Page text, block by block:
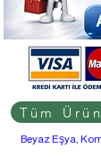
Tüm
Beyaz Eşya,